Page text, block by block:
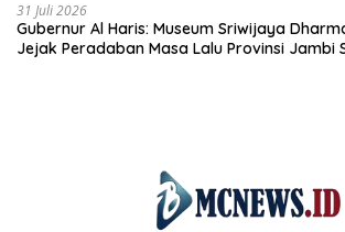
31 Juli 2026
Gubernur Al Haris: Museum Sriwijaya
Jejak Peradaban Masa Lalu Provinsi Jambi